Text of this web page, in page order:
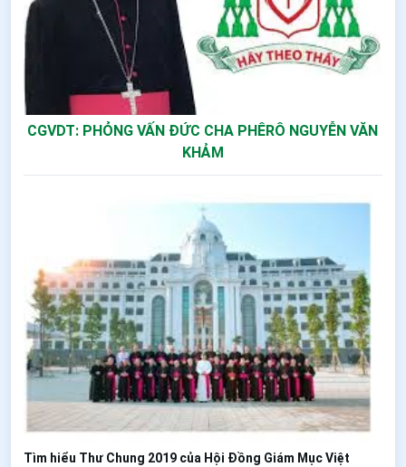
CGVDT: PHỎNG VẤN ĐỨC CHA PHÊRÔ NGUYỄN VĂN
KHẢM
Tìm hiểu Thư Chung 2019 của Hội Đồng Giám Mục Việt